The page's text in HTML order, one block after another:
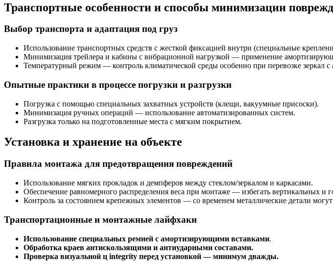
Транспортные особенности и способы минимизации
Выбор транспорта и адаптация под груз
Использование транспортных средств с жесткой фиксацией внутри (специальные
Минимизация трейлера и кабины с вибрационной нагрузкой — применение
Температурный режим — контроль климатической среды особенно при перевозке зеркал
Опытные практики в процессе погрузки и разгрузки
Погрузка с помощью специальных захватных устройств (клещи, вакуумные присоски).
Минимизация ручных операций — использование автоматизированных систем.
Разгрузка только на подготовленные места с мягким покрытием.
Установка и хранение на объекте
Правила монтажа для предотвращения повреждений
Использование мягких прокладок и демпферов между стеклом/зеркалом и каркасами.
Обеспечение равномерного распределения веса при монтаже — избегать вертикальных и
Контроль за состоянием крепежных элементов — со временем металлические детали могут
Транспортационные и монтажные лайфхаки
Использование специальных ремней с амортизирующими вставками.
Обработка краев антискользящими и антиударными составами.
Проверка визуальной ц integrity перед установкой — минимум дважды.